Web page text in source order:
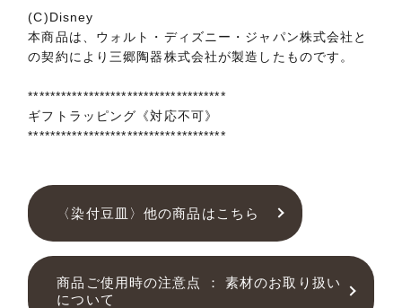
(C)Disney
本商品は、ウォルト・ディズニー・ジャパン株式会社と
の契約により三郷陶器株式会社が製造したものです。
************************************
ギフトラッピング《対応不可》
************************************
〈染付豆皿〉他の商品はこちら
商品ご使用時の注意点 ： 素材のお取り扱い
について